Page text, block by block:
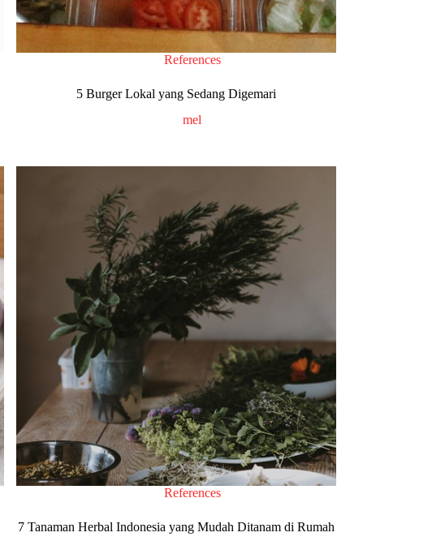
References
5 Burger Lokal yang Sedang Digemari
mel
References
7 Tanaman Herbal Indonesia yang Mudah Ditanam di Rumah